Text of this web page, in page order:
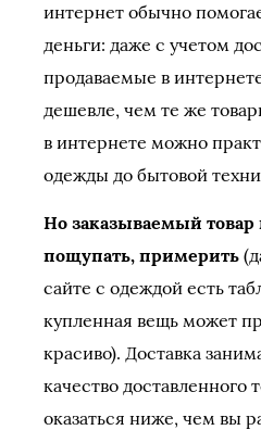
интернет обычно
деньги: даже с учетом
продаваемые в
дешевле, чем те же
в интернете можно
одежды до бытовой
Но заказываемый товар
пощупать, примерить
сайте с одеждой есть
купленная вещь может
красиво). Доставка
качество доставленного
оказаться ниже, чем вы